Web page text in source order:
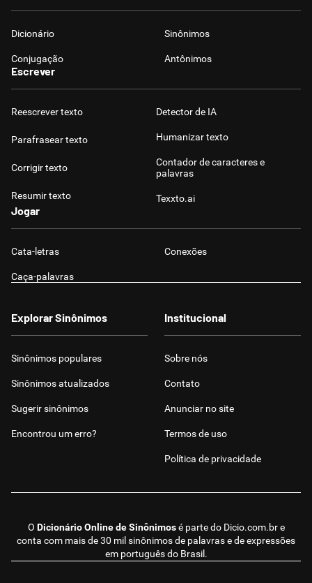
Dicionário Sinônimos
Conjugação Antônimos
Escrever
Reescrever texto
Parafrasear texto
Corrigir texto
Resumir texto
Detector de IA
Humanizar texto
Contador de caracteres e
palavras
Texxto.ai
Jogar
Cata-letras Conexões
Caça-palavras
O Dicionário Online de Sinônimosé parte do Dicio.com.bre
conta com mais de 30 mil sinônimos de palavras e de expressões
em português do Brasil.
Explorar Sinônimos
Sinônimos populares
Sinônimos atualizados
Sugerir sinônimos
Encontrou um erro?
Institucional
Sobre nós
Contato
Anunciar no site
Termos de uso
Política de privacidade